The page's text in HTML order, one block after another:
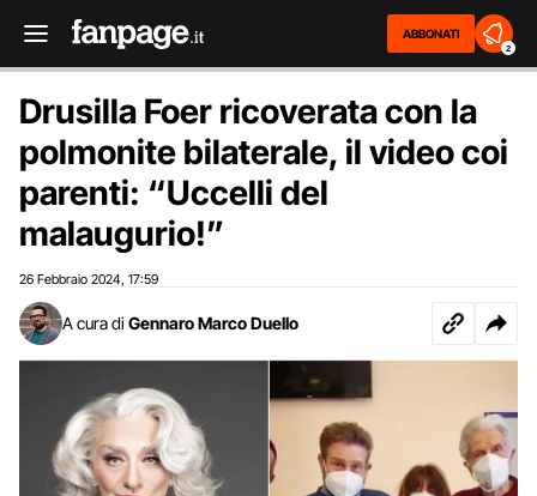
ABBONATI
2
Drusilla Foer ricoverata con la
polmonite bilaterale, il video coi
parenti: “Uccelli del
malaugurio!”
26 Febbraio 2024 17:59
A cura di Gennaro Marco Duello